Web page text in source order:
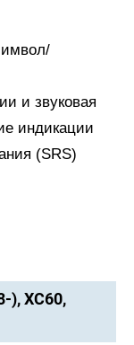
и звуковая
индикации
(SRS)
), XC60,